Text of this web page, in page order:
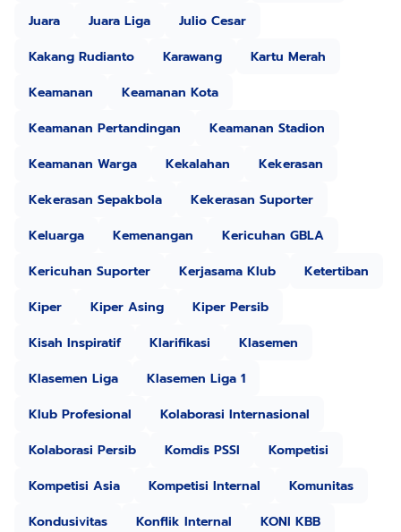
Juara
Juara Liga
Julio Cesar
Kakang Rudianto
Karawang
Kartu Merah
Keamanan
Keamanan Kota
Keamanan Pertandingan
Keamanan Stadion
Keamanan Warga
Kekalahan
Kekerasan
Kekerasan Sepakbola
Kekerasan Suporter
Keluarga
Kemenangan
Kericuhan GBLA
Kericuhan Suporter
Kerjasama Klub
Ketertiban
Kiper
Kiper Asing
Kiper Persib
Kisah Inspiratif
Klarifikasi
Klasemen
Klasemen Liga
Klasemen Liga 1
Klub Profesional
Kolaborasi Internasional
Kolaborasi Persib
Komdis PSSI
Kompetisi
Kompetisi Asia
Kompetisi Internal
Komunitas
Kondusivitas
Konflik Internal
KONI KBB